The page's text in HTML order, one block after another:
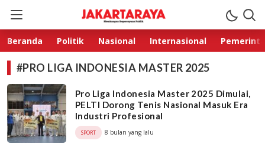
Jakarta Raya
Membangun Kepercayaan Publik
Beranda Politik Nasional Internasional
#PRO LIGA INDONESIA MASTER 2025
Pro Liga Indonesia Master 2025 Dimulai,
PELTI Dorong Tenis Nasional Masuk Era
Industri Profesional
SPORT 8 bulan yang lalu